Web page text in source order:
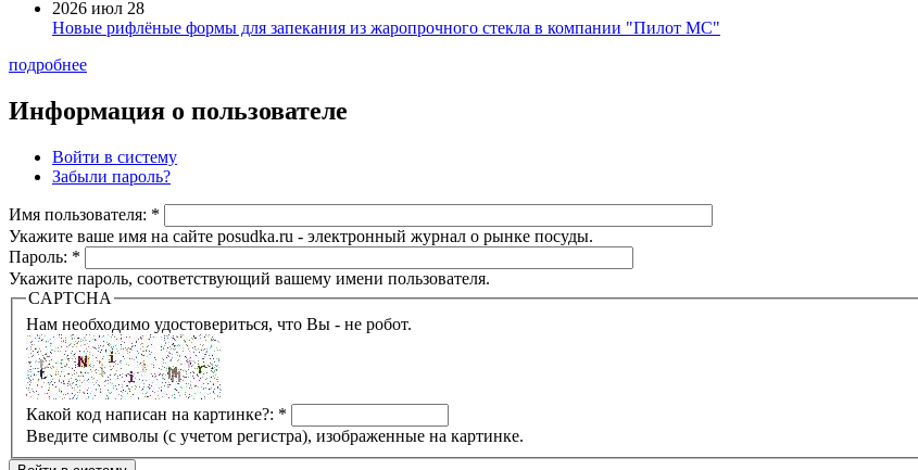
2026 июл 28
Новые рифлёные формы для запекания из жаропрочного стекла в компании "Пилот МС"
подробнее
Информация о пользователе
Войти в систему
Забыли пароль?
Имя пользователя: *
Укажите ваше имя на сайте posudka.ru - электронный журнал о рынке посуды.
Пароль: *
Укажите пароль, соответствующий вашему имени пользователя.
CAPTCHA
Нам необходимо удостовериться, что Вы - не робот.
Какой код написан на картинке?: *
Введите символы (с учетом регистра), изображенные на картинке.